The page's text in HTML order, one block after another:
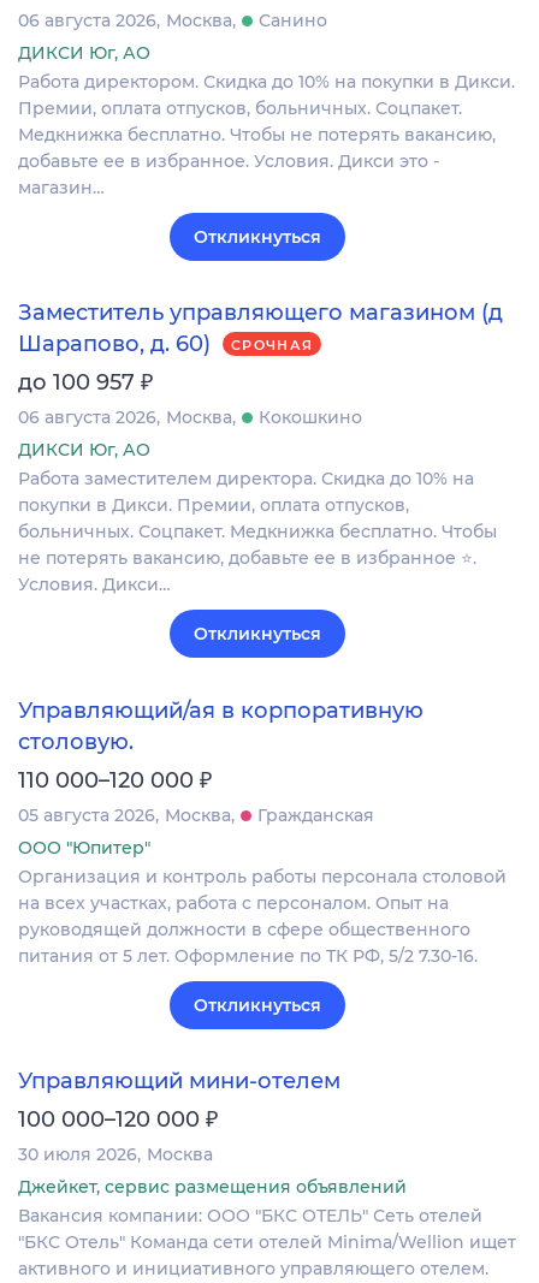
06 августа 2026 Москва
Санино
ДИКСИ Юг, АО
Работа директором. Скидка до 10% на покупки в Дикси.
Премии, оплата отпусков, больничных. Соцпакет.
Медкнижка бесплатно. Чтобы не потерять вакансию,
добавьте ее в избранное. Условия. Дикси это -
магазин…
Откликнуться
Заместитель управляющего магазином (д
Шарапово, д. 60)
СРОЧНАЯ
до 100 957 ₽
06 августа 2026 Москва
Кокошкино
ДИКСИ Юг, АО
Работа заместителем директора. Скидка до 10% на
покупки в Дикси. Премии, оплата отпусков,
больничных. Соцпакет. Медкнижка бесплатно. Чтобы
не потерять вакансию, добавьте ее в избранное ⭐.
Условия. Дикси…
Откликнуться
Управляющий/ая в корпоративную
столовую.
110 000–120 000 ₽
05 августа 2026 Москва
Гражданская
ООО "Юпитер"
Организация и контроль работы персонала столовой
на всех участках, работа с персоналом. Опыт на
руководящей должности в сфере общественного
питания от 5 лет. Оформление по ТК РФ, 5/2 7.30-16.
Откликнуться
Управляющий мини-отелем
100 000–120 000 ₽
30 июля 2026 Москва
Джейкет, сервис размещения объявлений
Вакансия компании: ООО "БКС ОТЕЛЬ" Сеть отелей
"БКС Отель" Команда сети отелей Minima/Wellion ищет
активного и инициативного управляющего отелем.